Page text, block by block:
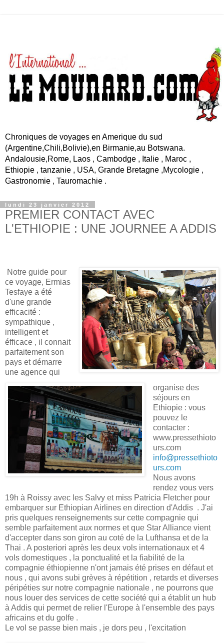
Chroniques de voyages en Amerique du sud
(Argentine,Chili,Bolivie),en Birmanie,au Botswana.
Andalousie,Rome, Laos , Cambodge , Italie , Maroc ,
Ethiopie , tanzanie , USA, Grande Bretagne ,Mycologie ,
Gastronomie , Tauromachie .
lundi 23 janvier 2012
PREMIER CONTACT AVEC
L'ETHIOPIE : UNE JOURNEE A ADDIS
Notre guide pour
ce voyage, Ermias
Tesfaye a été
d'une grande
efficacité :
sympathique ,
intelligent et
éfficace , il connait
parfaitement son
pays et démarre
une agence qui
organise des
séjours en
Ethiopie : vous
pouvez le
contacter :
www.pressethioto
urs.com
info@pressethioto
urs.com
Nous avons
rendez vous vers
19h à Roissy avec les Salvy et miss Patricia Fletcher pour
embarquer sur Ethiopian Airlines en direction d'Addis . J'ai
pris quelques renseignements sur cette compagnie qui
semble parfaitement aux normes et que Star Alliance vient
d'accepter dans son giron au coté de la Lufthansa et de la
Thai . A posteriori après les deux vols internationaux et 4
vols domestiques , la ponctualité et la fiabilité de la
compagnie éthiopienne n'ont jamais été prises en défaut et
nous , qui avons subi grèves à répétition , retards et diverses
péripéties sur notre compagnie nationale , ne pourrons que
nous louer des services de cette société qui a établit un hub
à Addis qui permet de relier l'Europe à l'ensemble des pays
africains et du golfe .
Le vol se passe bien mais , je dors peu , l'excitation